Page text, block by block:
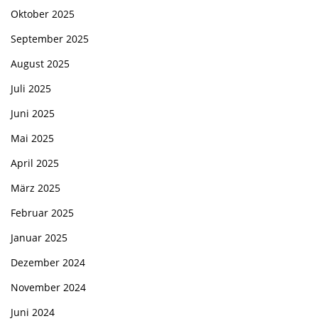
Oktober 2025
September 2025
August 2025
Juli 2025
Juni 2025
Mai 2025
April 2025
März 2025
Februar 2025
Januar 2025
Dezember 2024
November 2024
Juni 2024